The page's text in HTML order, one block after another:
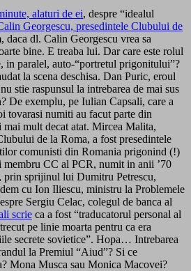
alaturi de ei, despre “idealul
Georgescu, presedintele Clubului de
daca dl. Calin Georgescu vrea sa
bine. E treaba lui. Dar care este rolul
in paralel, auto-“portretul prigonitului”?
la scena deschisa. Dan Puric, eroul
stie raspunsul la intrebarea de mai sus
De exemplu, pe Iulian Capsali, care a
tovarasi numiti au facut parte din
mai mult decat atat. Mircea Malita,
de la Roma, a fost presedintele
comunisti din Romania prigonind (!)
membru CC al PCR, numit in anii ’70
prin sprijinul lui Dumitru Petrescu,
cu Ion Iliescu, ministru la Problemele
Sergiu Celac, colegul de banca al
scrie ca a fost “traducatorul personal al
pe linie moarta pentru ca era
secrete sovietice”. Hopa… Intrebarea
la Premiul “Aiud”? Si ce
Mona Musca sau Monica Macovei?